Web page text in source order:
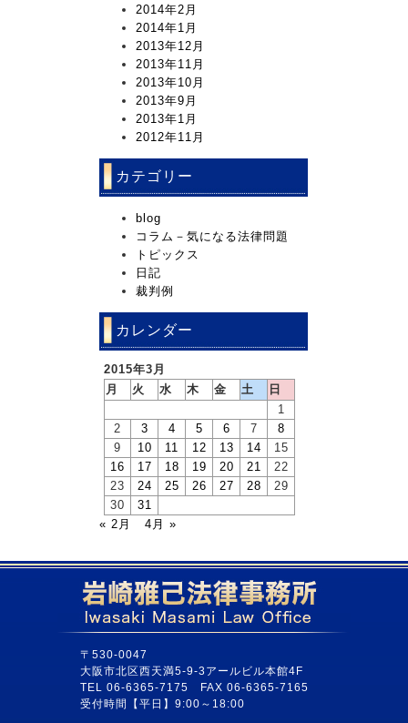
2014年2月
2014年1月
2013年12月
2013年11月
2013年10月
2013年9月
2013年1月
2012年11月
カテゴリー
blog
コラム－気になる法律問題
トピックス
日記
裁判例
カレンダー
2015年3月
月
火 水 木 金 土
日
1
2
3 4 5 6 7
8
9
10 11 12 13 14
15
16
17 18 19 20 21
22
23
24 25 26 27 28
29
30
31
« 2月
4月 »
〒530-0047
大阪市北区西天満5-9-3アールビル本館4F
TEL 06-6365-7175 FAX 06-6365-7165
受付時間【平日】9:00～18:00